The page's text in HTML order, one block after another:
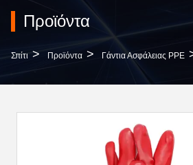
Προϊόντα
Σπίτι > Προϊόντα > Γάντια Ασφάλειας PPE